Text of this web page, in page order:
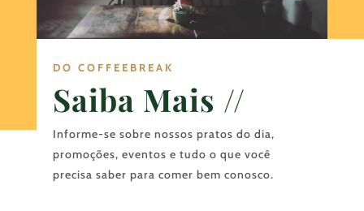
DO COFFEEBREAK
Saiba Mais //
Informe-se sobre nossos pratos do dia,
promoções, eventos e tudo o que você
precisa saber para comer bem conosco.